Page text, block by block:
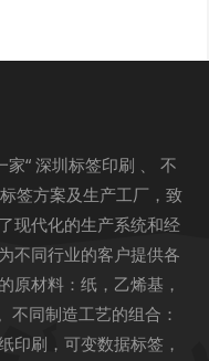
“ 深圳标签印刷 、 不
签方案及生产工厂，致
现代化的生产系统和经
不同行业的客户提供各
原材料：纸，乙烯基，
不同制造工艺的组合：
印刷，可变数据标签，